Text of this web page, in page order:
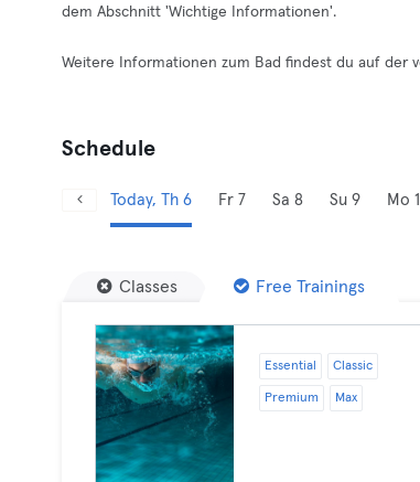
dem Abschnitt 'Wichtige Informationen'.
Weitere Informationen zum Bad findest du auf der
Schedule
Today, Th 6 Fr 7 Sa 8 Su 9 Mo
Classes Free Trainings
Essential Classic
Premium Max